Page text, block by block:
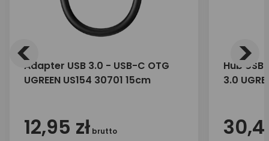
Adapter USB 3.0 - USB-C OTG
UGREEN US154 30701 15cm
12,95 zł brutto
Hub
3.0
< >